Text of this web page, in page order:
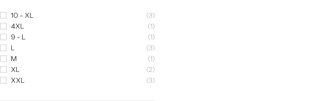
10 - XL
(3)
4XL
(1)
9 - L
(1)
L
(3)
M
(1)
XL
(2)
XXL
(3)